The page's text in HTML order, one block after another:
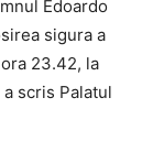
Edoardo
sigura a
23.42, la
scris Palatul